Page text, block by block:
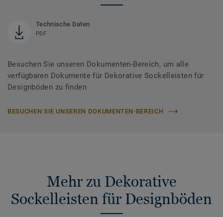
Technische Daten
PDF
Besuchen Sie unseren Dokumenten-Bereich, um alle
verfügbaren Dokumente für Dekorative Sockelleisten für
Designböden zu finden
BESUCHEN SIE UNSEREN DOKUMENTEN-BEREICH
Mehr zu Dekorative
Sockelleisten für Designböden